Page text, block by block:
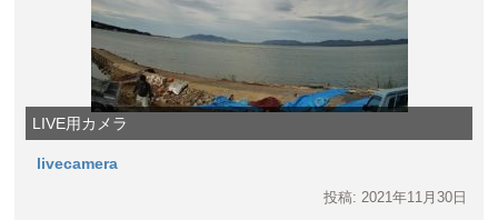
LIVE用カメラ
livecamera
投稿: 2021年11月30日